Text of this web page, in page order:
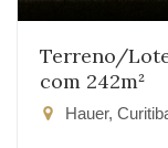
Terreno/
com 242m²
Hauer,